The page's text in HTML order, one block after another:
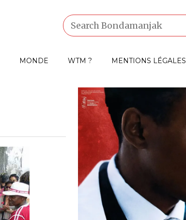
MONDE WTM ? MENTIONS LÉGALES